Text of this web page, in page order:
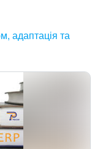
адаптація та